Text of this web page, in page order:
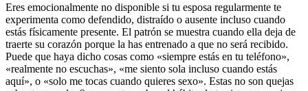
Eres emocionalmente no disponible si tu esposa regularmente te
experimenta como defendido, distraído o ausente incluso cuando
estás físicamente presente. El patrón se muestra cuando ella deja de
traerte su corazón porque la has entrenado a que no será recibido.
Puede que haya dicho cosas como «siempre estás en tu teléfono»,
«realmente no escuchas», «me siento sola incluso cuando estás
aquí», o «solo me tocas cuando quieres sexo». Estas no son quejas